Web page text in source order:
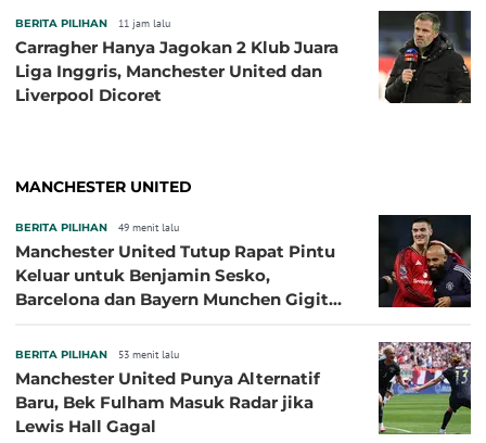
BERITA PILIHAN 11 jam lalu
Carragher Hanya Jagokan 2 Klub Juara
Liga Inggris, Manchester United dan
Liverpool Dicoret
MANCHESTER UNITED
BERITA PILIHAN 49 menit lalu
Manchester United Tutup Rapat Pintu
Keluar untuk Benjamin Sesko,
Barcelona dan Bayern Munchen Gigit
BERITA PILIHAN 53 menit lalu
Manchester United Punya Alternatif
Baru, Bek Fulham Masuk Radar jika
Lewis Hall Gagal